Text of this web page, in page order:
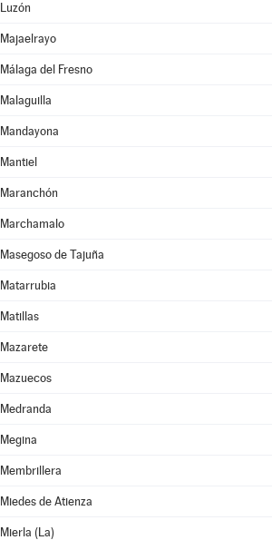
Luzón
Majaelrayo
Málaga del Fresno
Malaguilla
Mandayona
Mantiel
Maranchón
Marchamalo
Masegoso de Tajuña
Matarrubia
Matillas
Mazarete
Mazuecos
Medranda
Megina
Membrillera
Miedes de Atienza
Mierla (La)